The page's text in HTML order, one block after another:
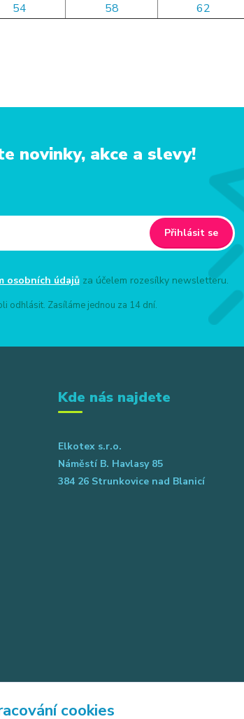
54 58 62
novinky, akce a slevy!
Přihlásit se
osobních údajůza účelem rozesílky newsletteru.
odhlásit. Zasíláme jednou za 14 dní.
Kde nás najdete
Elkotex s.r.o.
Náměstí B. Havlasy 85
384 26 Strunkovice nad Blanicí
cookies